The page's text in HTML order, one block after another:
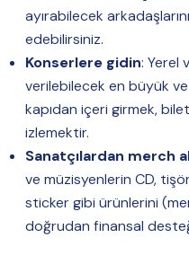
ayırabilecek
edebilirsiniz.
Konserlere gidin: Yerel
verilebilecek en büyük
kapıdan içeri girmek,
izlemektir.
Sanatçılardan merch
ve müzisyenlerin CD,
sticker gibi ürünlerini
doğrudan finansal